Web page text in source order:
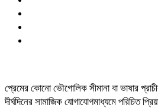
প্রেমের কোনো ভৌগোলিক সীমানা বা ভাষার
দীর্ঘদিনের সামাজিক যোগাযোগমাধ্যমে